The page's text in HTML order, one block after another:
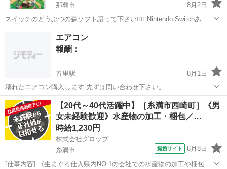
那覇市
8月2日
スイッチのどうぶつの森ソフト譲って下さい🙇‍♀️ Nintendo Switchあつ
まれあつ森
エアコン
報酬：
首里駅
8月1日
壊れたエアコン購入します 先ずは問い合わせ下さい。
沖縄 南城市 首里駅 買いたい/ください
【20代～40代活躍中】［糸満市西崎町］《男
女未経験歓迎》水産物の加工・梱包／…
時給1,230円
株式会社グロップ
糸満市
提携サイト 6月8日
[仕事内容] 《生まぐろ仕入県内NO.1の会社での水産物の加工や梱包》